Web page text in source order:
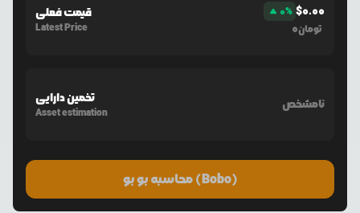
قیمت فعلی
Latest Price
0% $0.00
0تومان
تخمین دارایی
Asset estimation
نامشخص
محاسبه بو بو (Bobo)